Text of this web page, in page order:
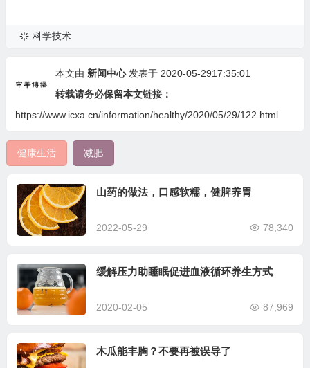
科学技术
本文由 新闻中心发表于 2020-05-2917:35:01
转载请务必保留本文链接：
https://www.icxa.cn/information/healthy/2020/05/29/122.html
健康生活 减肥
山药的做法，口感软糯，健脾养胃
2022-05-29 78,340
缓解压力助睡眠促进血液循环养生方式
2020-02-05 87,969
木瓜能丰胸？不要再被误导了